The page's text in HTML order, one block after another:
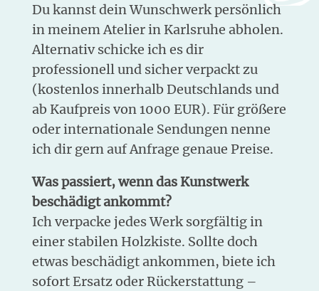
Du kannst dein Wunschwerk persönlich
in meinem Atelier in Karlsruhe abholen.
Alternativ schicke ich es dir
professionell und sicher verpackt zu
(kostenlos innerhalb Deutschlands und
ab Kaufpreis von 1000 EUR). Für größere
oder internationale Sendungen nenne
ich dir gern auf Anfrage genaue Preise.
Was passiert, wenn das Kunstwerk
beschädigt ankommt?
Ich verpacke jedes Werk sorgfältig in
einer stabilen Holzkiste. Sollte doch
etwas beschädigt ankommen, biete ich
sofort Ersatz oder Rückerstattung –